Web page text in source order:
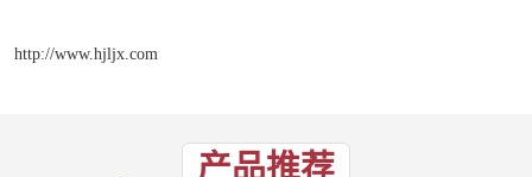
http://www.hjljx.com
产品推荐